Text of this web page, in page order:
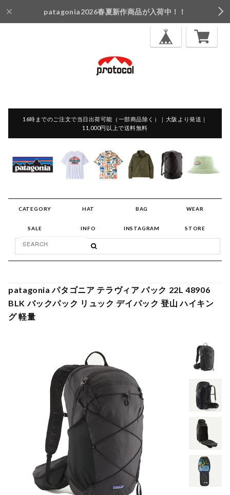
patagonia2026春夏新作商品が入荷中！！
16時までのご注文で当日出荷可能（一部商品除く）｜大阪より発送｜
11,000円以上で送料無料
CATEGORY HAT BAG WEAR
SALE INFO INSTAGRAM STORE
patagonia パタゴニア テラヴィア パック 22L 48906
BLK バックパック リュック デイパック 登山 ハイキン
グ 軽量